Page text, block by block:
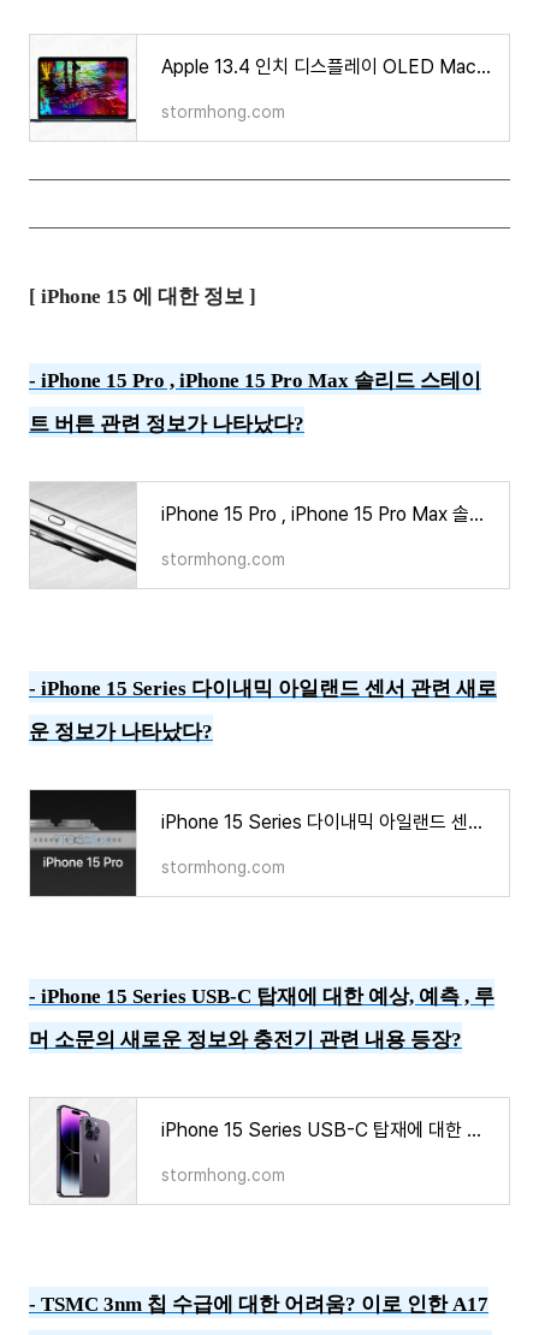
Apple 13.4 인치 디스플레이 OLED MacBook Air 에 대한 새로운 개발 정보가 나타났다?
stormhong.com
[ iPhone 15 에 대한 정보 ]
- iPhone 15 Pro , iPhone 15 Pro Max 솔리드 스테이
트 버튼 관련 정보가 나타났다?
iPhone 15 Pro , iPhone 15 Pro Max 솔리드 스테이트 버튼 관련 정보가 나타났다?
stormhong.com
- iPhone 15 Series 다이내믹 아일랜드 센서 관련 새로
운 정보가 나타났다?
iPhone 15 Series 다이내믹 아일랜드 센서 관련 새로운 정보가 나타났다?
stormhong.com
- iPhone 15 Series USB-C 탑재에 대한 예상, 예측 , 루
머 소문의 새로운 정보와 충전기 관련 내용 등장?
iPhone 15 Series USB-C 탑재에 대한 예상, 예측 , 루머 소문의 새로운 정보와 충전기 관련 내용 등장?
stormhong.com
- TSMC 3nm 칩 수급에 대한 어려움? 이로 인한 A17